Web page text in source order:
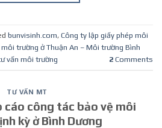
bunvisinh.com, Công ty lập giấy phép môi
trường ở Thuận An – Môi trường Bình
vấn môi trường 2 Comments
TƯ VẤN MT
cáo công tác bảo vệ môi
kỳ ở Bình Dương